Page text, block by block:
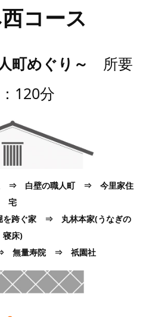
コース
町めぐり～
所要
120分
⇒ 白壁の職人町 ⇒ 今里家住
宅
跨ぐ家 ⇒ 丸林本家(うなぎの
寝床)
無量寿院 ⇒ 祇園社